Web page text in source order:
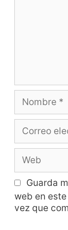
Guarda
web en
vez que